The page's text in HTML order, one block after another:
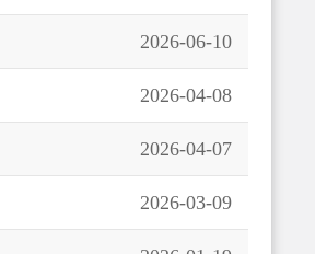
2026-06-10
2026-04-08
2026-04-07
2026-03-09